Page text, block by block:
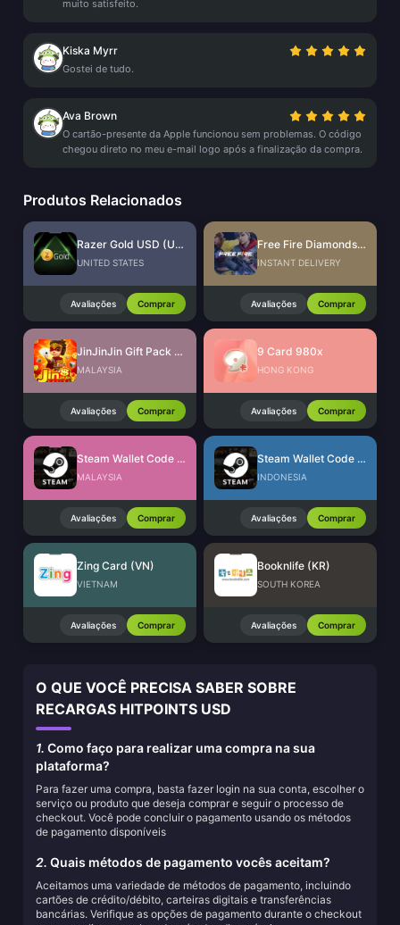
muito satisfeito.
Kiska Myrr
Gostei de tudo.
Ava Brown
O cartão-presente da Apple funcionou sem problemas. O código
chegou direto no meu e-mail logo após a finalização da compra.
Produtos Relacionados
Razer Gold USD (US Wallet)
UNITED STATES
Avaliações Comprar
Free Fire Diamonds EU + TR
INSTANT DELIVERY
Avaliações Comprar
JinJinJin Gift Pack Redeem Code
MALAYSIA
Avaliações Comprar
9 Card 980x
HONG KONG
Avaliações Comprar
Steam Wallet Code (MYR)
MALAYSIA
Avaliações Comprar
Steam Wallet Code (IDR)
INDONESIA
Avaliações Comprar
Zing Card (VN)
VIETNAM
Avaliações Comprar
Booknlife (KR)
SOUTH KOREA
Avaliações Comprar
O QUE VOCÊ PRECISA SABER SOBRE
RECARGAS HITPOINTS USD
1. Como faço para realizar uma compra na sua
plataforma?
Para fazer uma compra, basta fazer login na sua conta, escolher o
serviço ou produto que deseja comprar e seguir o processo de
checkout. Você pode concluir o pagamento usando os métodos
de pagamento disponíveis
2. Quais métodos de pagamento vocês aceitam?
Aceitamos uma variedade de métodos de pagamento, incluindo
cartões de crédito/débito, carteiras digitais e transferências
bancárias. Verifique as opções de pagamento durante o checkout